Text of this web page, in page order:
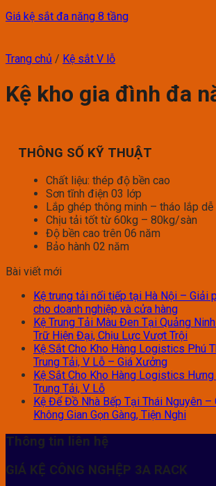
Giá kệ sắt đa năng 8 tầng
Trang chủ / Kệ sắt V lỗ
Kệ kho gia đình đa
THÔNG SỐ KỸ THUẬT
Chất liệu: thép độ bền cao
Sơn tĩnh điện 03 lớp
Lắp ghép thông minh – tháo lắp dễ
Chịu tải tốt từ 60kg – 80kg/sàn
Độ bền cao trên 06 năm
Bảo hành 02 năm
Bài viết mới
Kệ trung tải nối tiếp tại Hà Nội – Giải
cho doanh nghiệp và cửa hàng
Kệ Trung Tải Màu Đen Tại Quảng
Trữ Hiện Đại, Chịu Lực Vượt Trội
Kệ Sắt Cho Kho Hàng Logistics Phú
Trung Tải, V Lỗ – Giá Xưởng
Kệ Sắt Cho Kho Hàng Logistics
Trung Tải, V Lỗ
Kệ Để Đồ Nhà Bếp Tại Thái Nguyên –
Không Gian Gọn Gàng, Tiện Nghi
Thông tin liên hệ
GIÁ KỆ CÔNG NGHỆP 3A RACK